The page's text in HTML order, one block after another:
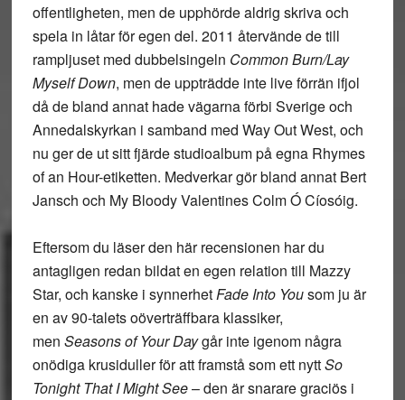
offentligheten, men de upphörde aldrig skriva och
spela in låtar för egen del. 2011 återvände de till
rampljuset med dubbelsingeln Common Burn/Lay
Myself Down, men de uppträdde inte live förrän ifjol
då de bland annat hade vägarna förbi Sverige och
Annedalskyrkan i samband med Way Out West, och
nu ger de ut sitt fjärde studioalbum på egna Rhymes
of an Hour-etiketten. Medverkar gör bland annat Bert
Jansch och My Bloody Valentines Colm Ó Cíosóig.
Eftersom du läser den här recensionen har du
antagligen redan bildat en egen relation till Mazzy
Star, och kanske i synnerhetFade Into Yousom ju är
en av 90-talets oöverträffbara klassiker,
men Seasons of Your Daygår inte igenom några
onödiga krusiduller för att framstå som ett nyttSo
Tonight That I Might See– den är snarare graciös i